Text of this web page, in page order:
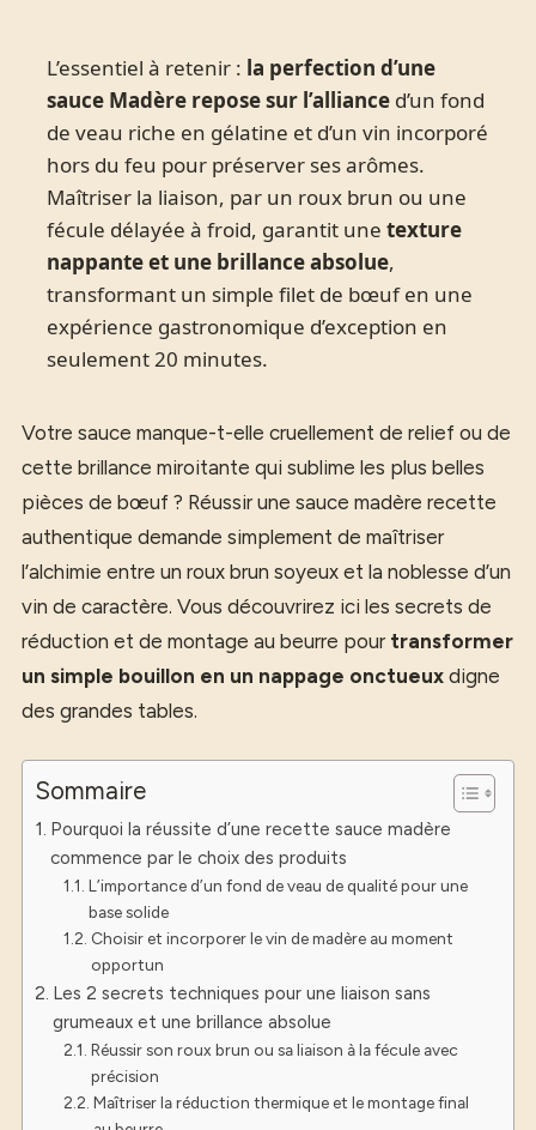
L’essentiel à retenir : la perfection d’une
sauce Madère repose sur l’alliance d’un fond
de veau riche en gélatine et d’un vin incorporé
hors du feu pour préserver ses arômes.
Maîtriser la liaison, par un roux brun ou une
fécule délayée à froid, garantit unetexture
nappante et une brillance absolue,
transformant un simple filet de bœuf en une
expérience gastronomique d’exception en
seulement 20 minutes.
Votre sauce manque-t-elle cruellement de relief ou de
cette brillance miroitante qui sublime les plus belles
pièces de bœuf ? Réussir une sauce madère recette
authentique demande simplement de maîtriser
l’alchimie entre un roux brun soyeux et la noblesse d’un
vin de caractère. Vous découvrirez ici les secrets de
réduction et de montage au beurre pour transformer
un simple bouillon en un nappage onctueux digne
des grandes tables.
Sommaire
Pourquoi la réussite d’une recette sauce madère
commence par le choix des produits
L’importance d’un fond de veau de qualité pour une
base solide
Choisir et incorporer le vin de madère au moment
opportun
Les 2 secrets techniques pour une liaison sans
grumeaux et une brillance absolue
Réussir son roux brun ou sa liaison à la fécule avec
précision
Maîtriser la réduction thermique et le montage final